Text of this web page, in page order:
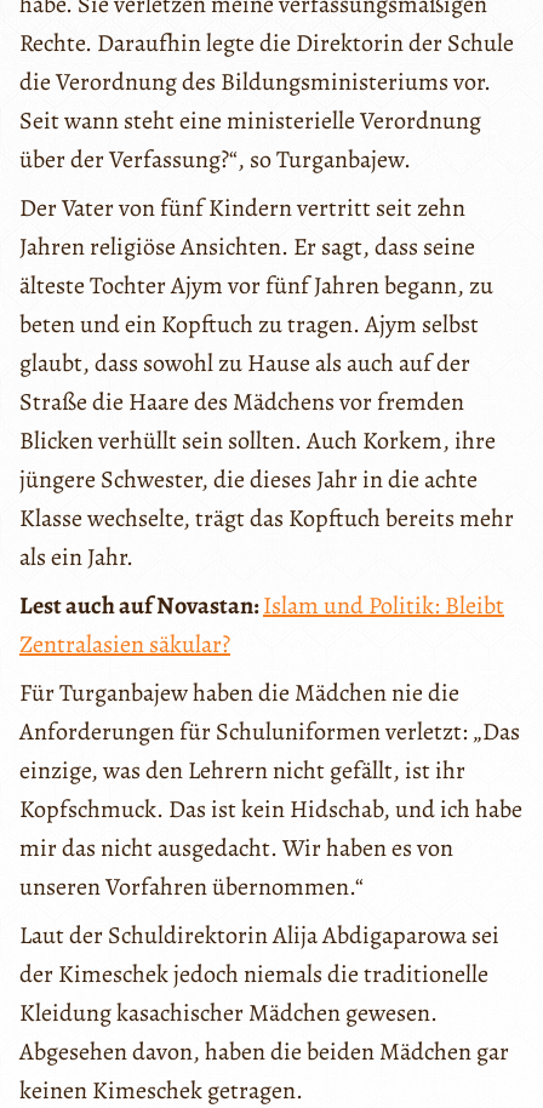
Rechte. Daraufhin legte die Direktorin der Schule
die Verordnung des Bildungsministeriums vor.
Seit wann steht eine ministerielle Verordnung
über der Verfassung?“, so Turganbajew.
Der Vater von fünf Kindern vertritt seit zehn
Jahren religiöse Ansichten. Er sagt, dass seine
älteste Tochter Ajym vor fünf Jahren begann, zu
beten und ein Kopftuch zu tragen. Ajym selbst
glaubt, dass sowohl zu Hause als auch auf der
Straße die Haare des Mädchens vor fremden
Blicken verhüllt sein sollten. Auch Korkem, ihre
jüngere Schwester, die dieses Jahr in die achte
Klasse wechselte, trägt das Kopftuch bereits mehr
als ein Jahr.
Lest auch auf Novastan:Islam und Politik: Bleibt
Zentralasien säkular?
Für Turganbajew haben die Mädchen nie die
Anforderungen für Schuluniformen verletzt: „Das
einzige, was den Lehrern nicht gefällt, ist ihr
Kopfschmuck. Das ist kein Hidschab, und ich habe
mir das nicht ausgedacht. Wir haben es von
unseren Vorfahren übernommen.“
Laut der Schuldirektorin Alija Abdigaparowa sei
der Kimeschek jedoch niemals die traditionelle
Kleidung kasachischer Mädchen gewesen.
Abgesehen davon, haben die beiden Mädchen gar
keinen Kimeschek getragen.